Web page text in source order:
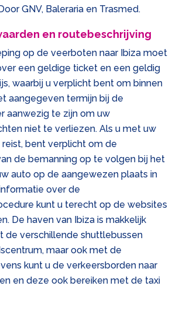
GNV, Baleraria en Trasmed.
en routebeschrijving
op de veerboten naar Ibiza moet
een geldige ticket en een geldig
waarbij u verplicht bent om binnen
aangegeven termijn bij de
aanwezig te zijn om uw
niet te verliezen. Als u met uw
bent verplicht om de
de bemanning op te volgen bij het
auto op de aangewezen plaats in
over de
kunt u terecht op de websites
De haven van Ibiza is makkelijk
de verschillende shuttlebussen
maar ook met de
kunt u de verkeersborden naar
en deze ook bereiken met de taxi